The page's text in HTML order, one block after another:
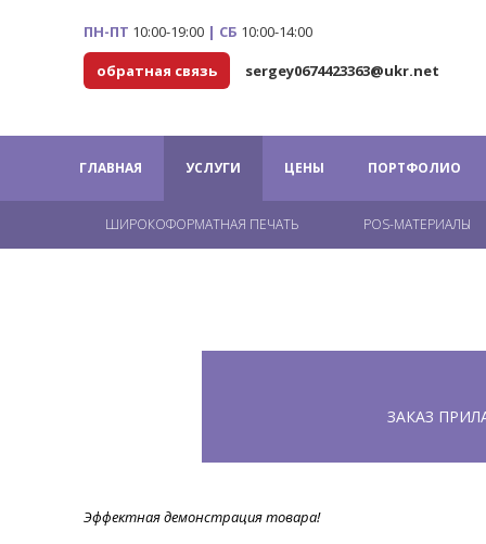
ПН-ПТ 10:00-19:00 | СБ 10:00-14:00
обратная связь
sergey0674423363@ukr.net
ГЛАВНАЯ УСЛУГИ ЦЕНЫ ПОРТФОЛИО
ШИРОКОФОРМАТНАЯ ПЕЧАТЬ POS-МАТЕРИАЛЫ
ЗАКАЗ
Эффектная демонстрация товара!